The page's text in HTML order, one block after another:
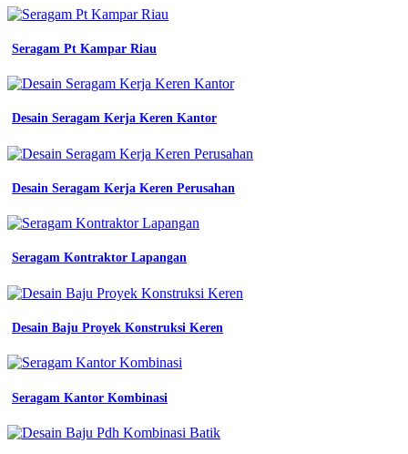
jakarta
barat
istana
safety
jual
baju
kerja
safety
panjang
proyek
Baju
Olahraga
Muslimeah
jual
kerja
safety
baju
seragam
seragam
Seragam Pt Kampar Riau
Desain Seragam Kerja Keren Kantor
Desain Seragam Kerja Keren Perusahan
Seragam Kontraktor Lapangan
Desain Baju Proyek Konstruksi Keren
Seragam Kantor Kombinasi